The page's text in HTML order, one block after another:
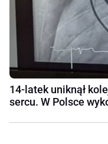
14-latek uniknął
sercu. W Polsce